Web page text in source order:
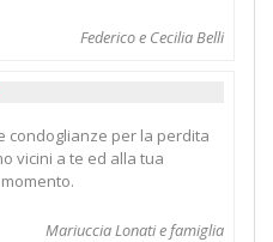
Federico e Cecilia Belli
condoglianze per la perdita
vicini a te ed alla tua
Mariuccia Lonati e famiglia